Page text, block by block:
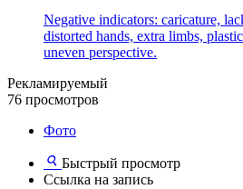
Negative indicators: caricature,
distorted hands, extra limbs,
uneven perspective.
Рекламируемый
76 просмотров
Фото
Быстрый просмотр
Ссылка на запись